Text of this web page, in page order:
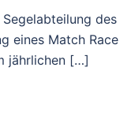
des
eines Match Race
jährlichen […]